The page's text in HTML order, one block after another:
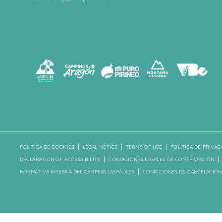
POLÍTICA DE COOKIES LEGAL NOTICE TERMS OF USE
POLÍTICA DE
DECLARATION OF ACCESSIBILITY
CONDICIONES LEGALES DE CONTRATACIÓN
NORMATIVA INTERNA DEL CAMPING LASPAÚLES
CONDICIONES DE CANCELACIÓN